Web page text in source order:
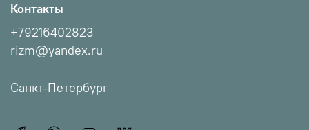
Контакты
+79216402823
rizm@yandex.ru
Санкт-Петербург